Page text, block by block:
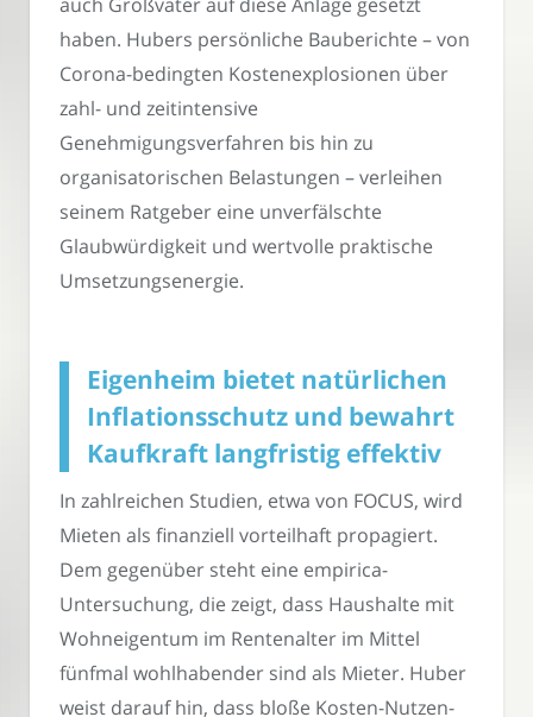
haben. Hubers persönliche Bauberichte – von
Corona-bedingten Kostenexplosionen über
zahl- und zeitintensive
Genehmigungsverfahren bis hin zu
organisatorischen Belastungen – verleihen
seinem Ratgeber eine unverfälschte
Glaubwürdigkeit und wertvolle praktische
Umsetzungsenergie.
Eigenheim bietet natürlichen
Inflationsschutz und bewahrt
Kaufkraft langfristig effektiv
In zahlreichen Studien, etwa von FOCUS, wird
Mieten als finanziell vorteilhaft propagiert.
Dem gegenüber steht eine empirica-
Untersuchung, die zeigt, dass Haushalte mit
Wohneigentum im Rentenalter im Mittel
fünfmal wohlhabender sind als Mieter. Huber
weist darauf hin, dass bloße Kosten-Nutzen-